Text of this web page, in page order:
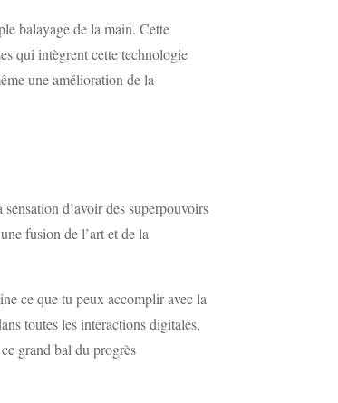
balayage de la main. Cette
qui intègrent cette technologie
une amélioration de la
d’avoir des superpouvoirs
fusion de l’art et de la
ce que tu peux accomplir avec la
toutes les interactions digitales,
grand bal du progrès